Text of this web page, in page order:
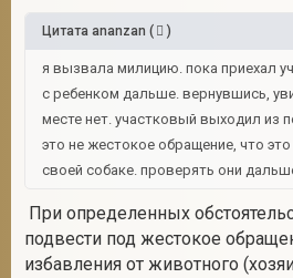
Цитата ananzan ( )
я вызвала милицию. пока приехал
с ребенком дальше. вернувшись,
месте нет. участковый выходил из
это не жестокое обращение, что
своей собаке. проверять они
При определенных
подвести под жестокое
избавления от животного